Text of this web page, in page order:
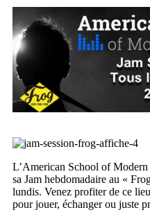
L’American School of
sa Jam hebdomadaire au «
lundis. Venez profiter de ce
pour jouer, échanger ou juste